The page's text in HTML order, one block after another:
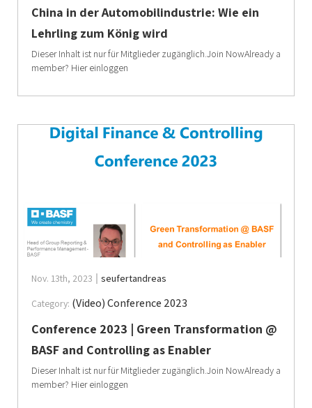
China in der Automobilindustrie: Wie ein
Lehrling zum König wird
Dieser Inhalt ist nur für Mitglieder zugänglich.Join NowAlready a
member? Hier einloggen
Nov. 13th, 2023
seufertandreas
Category: (Video) Conference 2023
Conference 2023 | Green Transformation @
BASF and Controlling as Enabler
Dieser Inhalt ist nur für Mitglieder zugänglich.Join NowAlready a
member? Hier einloggen